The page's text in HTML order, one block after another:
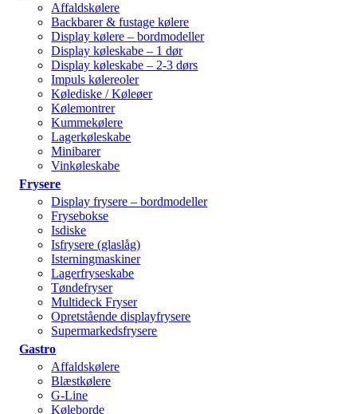
Affaldskølere
Backbarer & fustage kølere
Display kølere – bordmodeller
Display køleskabe – 1 dør
Display køleskabe – 2-3 dørs
Impuls kølereoler
Kølediske / Køleøer
Kølemontrer
Kummekølere
Lagerkøleskabe
Minibarer
Vinkøleskabe
Frysere
Display frysere – bordmodeller
Frysebokse
Isdiske
Isfrysere (glaslåg)
Isterningmaskiner
Lagerfryseskabe
Tøndefryser
Multideck Fryser
Opretstående displayfrysere
Supermarkedsfrysere
Gastro
Affaldskølere
Blæstkølere
G-Line
Køleborde